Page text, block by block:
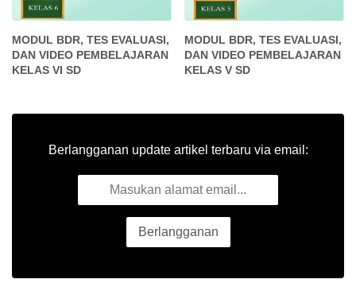
MODUL BDR, TES EVALUASI,
DAN VIDEO PEMBELAJARAN
KELAS VI SD
MODUL BDR, TES EVALUASI,
DAN VIDEO PEMBELAJARAN
KELAS V SD
Berlangganan update artikel terbaru via email: